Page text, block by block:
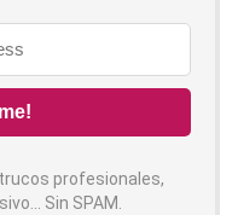
profesionales,
Sin SPAM.